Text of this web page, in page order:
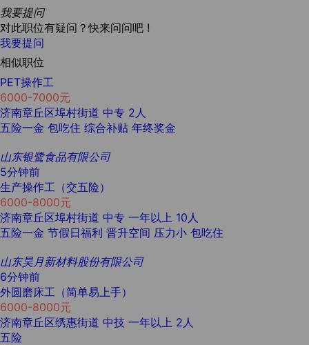
我要提问
对此职位有疑问？快来问问吧 !
我要提问
相似职位
PET操作工
6000-7000元
济南章丘区埠村街道 中专 2人
五险一金 包吃住 综合补贴 年终奖金
山东银鹭食品有限公司
5分钟前
生产操作工（交五险）
6000-8000元
济南章丘区埠村街道 中专 一年以上 10人
五险一金 节假日福利 晋升空间 压力小 包吃住
山东昊月新材料股份有限公司
6分钟前
外圆磨床工（简单易上手）
6000-8000元
济南章丘区绣惠街道 中技 一年以上 2人
五险